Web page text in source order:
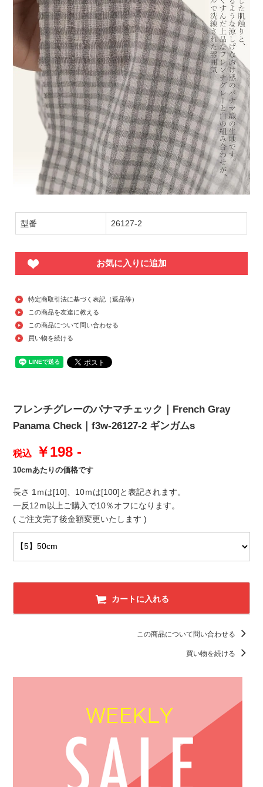
型番 26127-2
お気に入りに追加
特定商取引法に基づく表記（返品等）
この商品を友達に教える
この商品について問い合わせる
買い物を続ける
フレンチグレーのパナマチェック｜French Gray
Panama Check｜f3w-26127-2 ギンガムs
税込 ￥198 -
10cmあたりの価格です
長さ 1ｍは[10]、10ｍは[100]と表記されます。
一反12ｍ以上ご購入で10％オフになります。
( ご注文完了後金額変更いたします )
カートに入れる
この商品について問い合わせる
買い物を続ける